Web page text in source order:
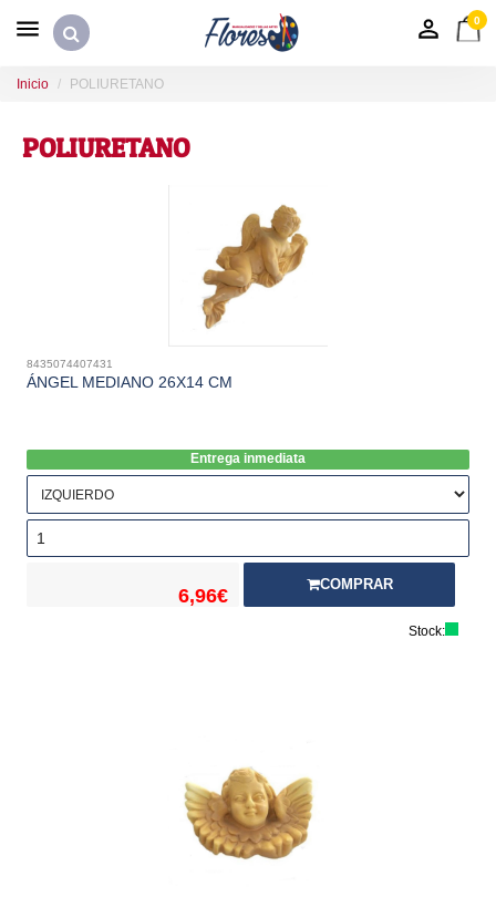
0
Inicio POLIURETANO
POLIURETANO
8435074407431
ÁNGEL MEDIANO 26X14 CM
Entrega inmediata
6,96€
COMPRAR
Stock: